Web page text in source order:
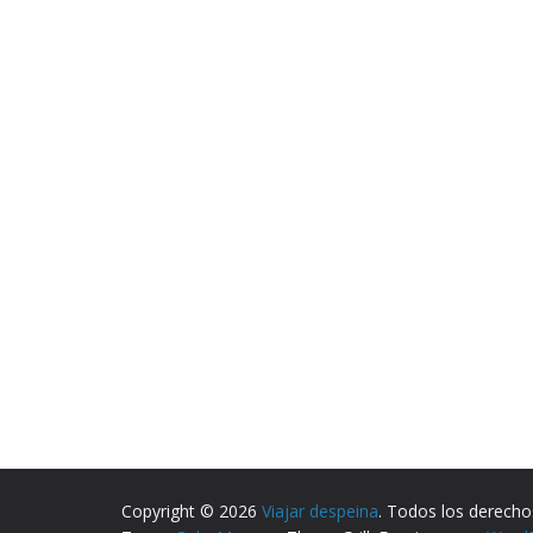
Copyright © 2026 Viajar despeina. Todos los